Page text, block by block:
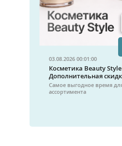
03.08.2026 00:01:00
Косметика Beauty
Дополнительная
Самое выгодное время
ассортимента